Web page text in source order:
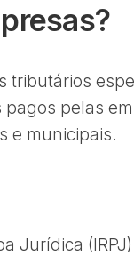
tributários
pelas
e municipais.
Jurídica (IRPJ)